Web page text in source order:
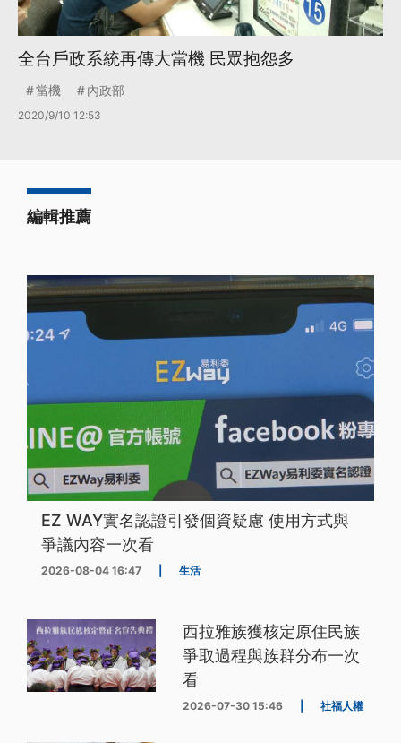
全台戶政系統再傳大當機 民眾抱怨多
當機 內政部
2020/9/10 12:53
編輯推薦
EZ WAY實名認證引發個資疑慮 使用方式與
爭議內容一次看
2026-08-04 16:47 生活
西拉雅族獲核定原住民族
爭取過程與族群分布一次
看
2026-07-30 15:46 社福人權